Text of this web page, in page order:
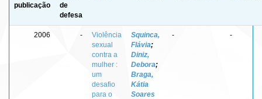
publicação
de
defesa
2006 -
Violência
sexual
contra a
mulher :
um
desafio
para o
Squinca,
Flávia;
Diniz,
Debora;
Braga,
Kátia
Soares
- -